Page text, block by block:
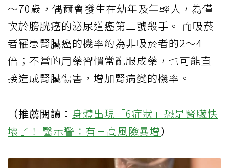
～70歲，偶爾會發生在幼年及年輕人，為僅
次於膀胱癌的泌尿道癌第二號殺手。 而吸菸
者罹患腎臟癌的機率約為非吸菸者的2～4
倍；不當的用藥習慣常亂服成藥，也可能直
接造成腎臟傷害，增加腎病變的機率。
（推薦閱讀： 身體出現「6症狀」恐是腎臟快
壞了！ 醫示警：有三高風險暴增）